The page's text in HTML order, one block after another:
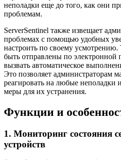
неполадки еще до того, как они
проблемам.
ServerSentinel также извещает
проблемах с помощью удобных
настроить по своему
быть отправлены по электронной
вызвать автоматическое
Это позволяет администраторам
реагировать на любые неполадки
меры для их устранения.
Функции и
1. Мониторинг состояния
устройств